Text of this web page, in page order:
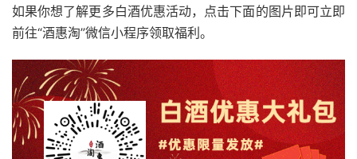
如果你想了解更多白酒优惠活动，点击下面的图片即可立即
前往“酒惠淘”微信小程序领取福利。